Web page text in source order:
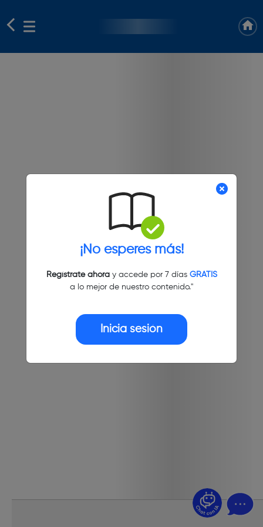
¡No esperes más!
Regístrate ahoray accede por 7 días GRATIS
a lo mejor de nuestro contenido."
Inicia sesión